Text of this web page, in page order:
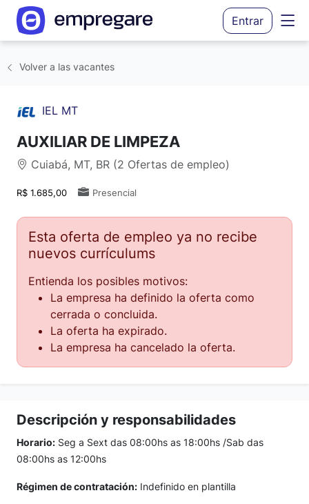
Entrar
Volver a las vacantes
IEL MT
AUXILIAR DE LIMPEZA
Cuiabá, MT, BR (2 Ofertas de empleo)
R$ 1.685,00 Presencial
Esta oferta de empleo ya no recibe
nuevos currículums
Entienda los posibles motivos:
La empresa ha definido la oferta como
cerrada o concluida.
La oferta ha expirado.
La empresa ha cancelado la oferta.
Descripción y responsabilidades
Horario: Seg a Sext das 08:00hs as 18:00hs /Sab das
08:00hs as 12:00hs
Régimen de contratación: Indefinido en plantilla